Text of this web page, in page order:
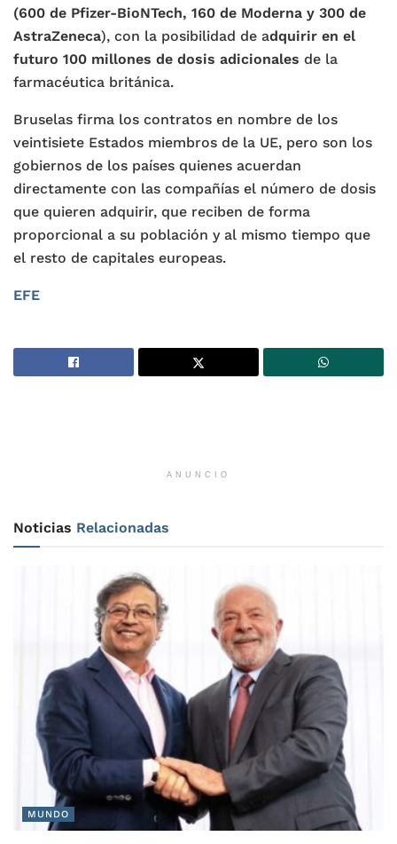
(600 de Pfizer-BioNTech, 160 de Moderna y 300 de
AstraZeneca), con la posibilidad de adquirir en el
futuro 100 millones de dosis adicionales de la
farmacéutica británica.
Bruselas firma los contratos en nombre de los
veintisiete Estados miembros de la UE, pero son los
gobiernos de los países quienes acuerdan
directamente con las compañías el número de dosis
que quieren adquirir, que reciben de forma
proporcional a su población y al mismo tiempo que
el resto de capitales europeas.
EFE
ANUNCIO
Noticias Relacionadas
MUNDO